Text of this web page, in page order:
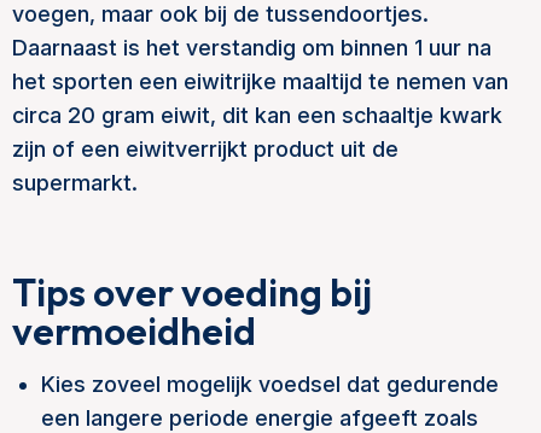
voegen, maar ook bij de tussendoortjes.
Daarnaast is het verstandig om binnen 1 uur na
het sporten een eiwitrijke maaltijd te nemen van
circa 20 gram eiwit, dit kan een schaaltje kwark
zijn of een eiwitverrijkt product uit de
supermarkt.
Tips over voeding bij
vermoeidheid
Kies zoveel mogelijk voedsel dat gedurende
een langere periode energie afgeeft zoals